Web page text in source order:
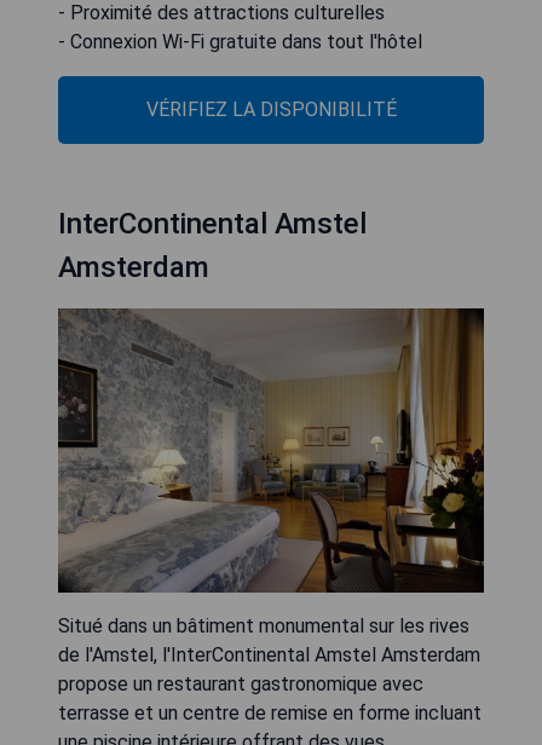
- Proximité des attractions culturelles
- Connexion Wi-Fi gratuite dans tout l'hôtel
VÉRIFIEZ LA DISPONIBILITÉ
InterContinental Amstel
Amsterdam
Situé dans un bâtiment monumental sur les rives
de l'Amstel, l'InterContinental Amstel Amsterdam
propose un restaurant gastronomique avec
terrasse et un centre de remise en forme incluant